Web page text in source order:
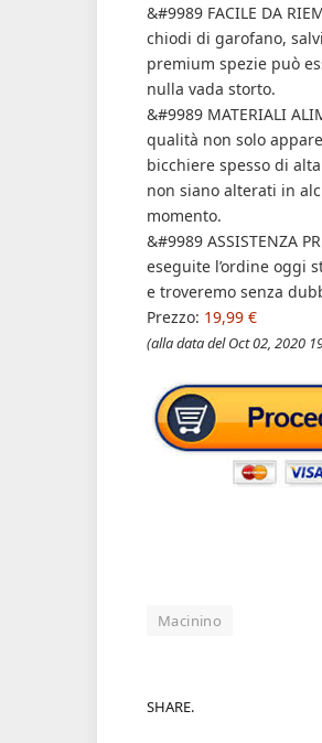
&#9989 FACILE DA
chiodi di garofano,
premium spezie può
nulla vada storto.
&#9989 MATERIALI
qualità non solo
bicchiere spesso di
non siano alterati in
momento.
&#9989 ASSISTENZA
eseguite l’ordine oggi
e troveremo senza
Prezzo: 19,99 €
(alla data del Oct 02, 2020
Macinino
SHARE.